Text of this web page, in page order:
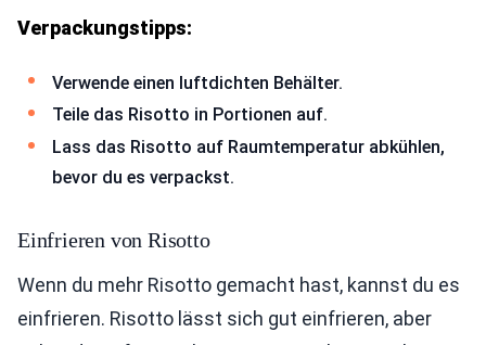
Verpackungstipps:
Verwende einen luftdichten Behälter.
Teile das Risotto in Portionen auf.
Lass das Risotto auf Raumtemperatur abkühlen,
bevor du es verpackst.
Einfrieren von Risotto
Wenn du mehr Risotto gemacht hast, kannst du es
einfrieren. Risotto lässt sich gut einfrieren, aber